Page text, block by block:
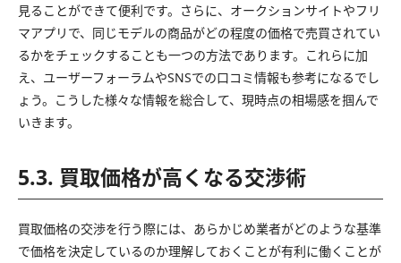
見ることができて便利です。さらに、オークションサイトやフリ
マアプリで、同じモデルの商品がどの程度の価格で売買されてい
るかをチェックすることも一つの方法であります。これらに加
え、ユーザーフォーラムやSNSでの口コミ情報も参考になるでし
ょう。こうした様々な情報を総合して、現時点の相場感を掴んで
いきます。
5.3. 買取価格が高くなる交渉術
買取価格の交渉を行う際には、あらかじめ業者がどのような基準
で価格を決定しているのか理解しておくことが有利に働くことが